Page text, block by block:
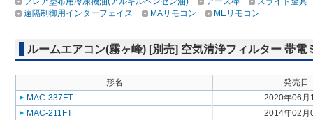
遠隔制御用インターフェイス
MAリモコン MEリモコン
ルームエアコン(霧ヶ峰) [別売] 空気清浄フィルター 帯電
形名
発売日
MAC-337FT
2020年06月
MAC-211FT
2014年02月